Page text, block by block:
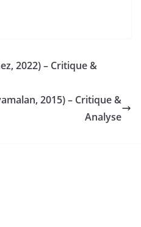
2022) – Critique &
2015) – Critique &
Analyse